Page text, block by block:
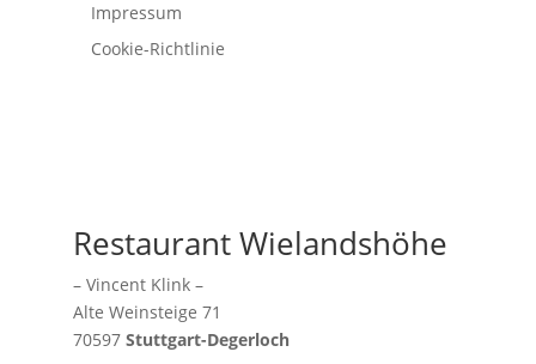
Impressum
Cookie-Richtlinie
Restaurant Wielandshöhe
– Vincent Klink –
Alte Weinsteige 71
70597 Stuttgart-Degerloch